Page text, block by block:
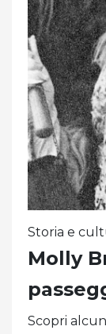
Storia e
Molly
Scopri